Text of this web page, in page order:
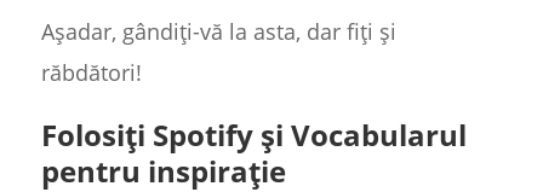
Așadar, gândiți-vă la asta, dar fiți și
răbdători!
Folosiți Spotify și Vocabularul
pentru inspirație